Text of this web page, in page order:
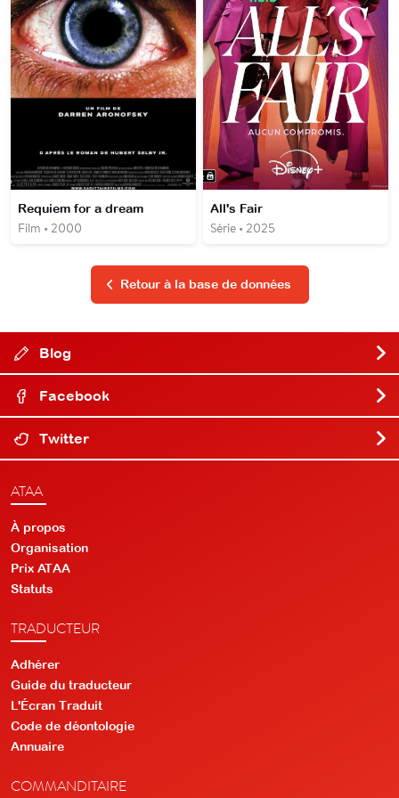
Requiem for a dream
Film • 2000
All's Fair
Série • 2025
Retour à la base de données
Blog
Facebook
Twitter
ATAA
À propos
Organisation
Prix ATAA
Statuts
TRADUCTEUR
Adhérer
Guide du traducteur
L'Écran Traduit
Code de déontologie
Annuaire
COMMANDITAIRE